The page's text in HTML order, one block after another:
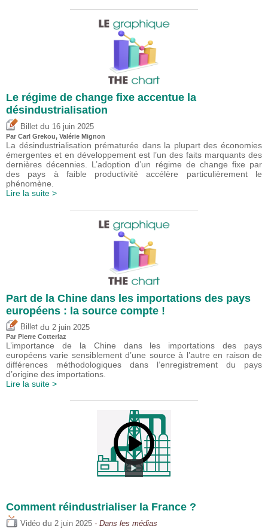
Le régime de change fixe accentue la
désindustrialisation
Billet du 16 juin 2025
Par Carl Grekou, Valérie Mignon
La désindustrialisation prématurée dans la plupart des économies
émergentes et en développement est l’un des faits marquants des
dernières décennies. L’adoption d’un régime de change fixe par
des pays à faible productivité accélère particulièrement le
phénomène.
Lire la suite >
Part de la Chine dans les importations des pays
européens : la source compte !
Billet du 2 juin 2025
Par Pierre Cotterlaz
L’importance de la Chine dans les importations des pays
européens varie sensiblement d’une source à l’autre en raison de
différences méthodologiques dans l’enregistrement du pays
d’origine des importations.
Lire la suite >
Comment réindustrialiser la France ?
Vidéo du 2 juin 2025 - Dans les médias